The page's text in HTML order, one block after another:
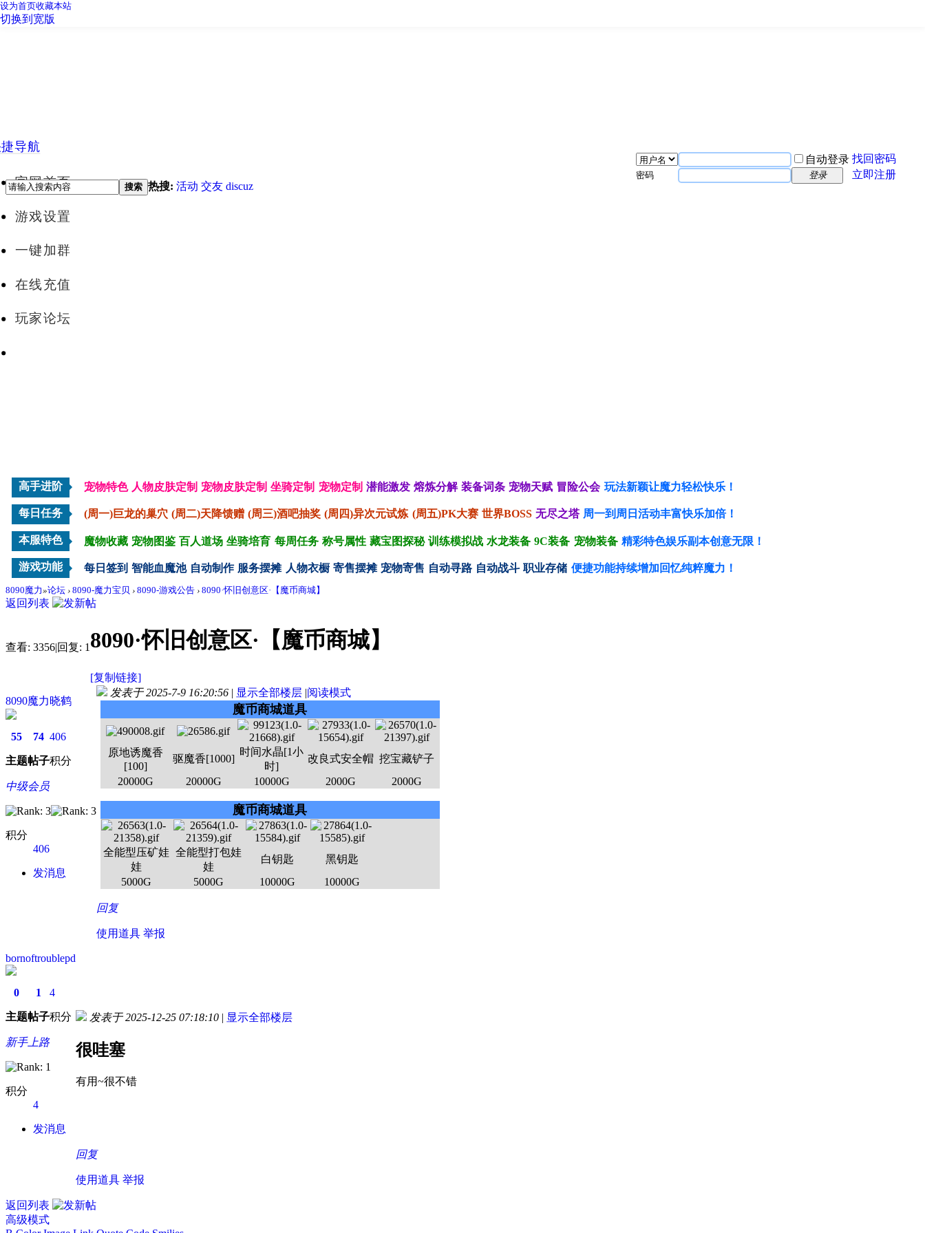
设为首页收藏本站
切换到宽版
自动登录 找回密码
密码 登录 立即注册
导航
官网首页
游戏设置
一键加群
在线充值
玩家论坛
搜索 热搜: 活动 交友 discuz
高手进阶 宠物特色 人物皮肤定制 宠物皮肤定制 坐骑定制 宠物定制 潜能激发 熔炼分解 装备词条 宠物天赋 冒险公会 玩法新颖让魔力轻松快乐！
每日任务 (周一)巨龙的巢穴 (周二)天降馈赠 (周三)酒吧抽奖 (周四)异次元试炼 (周五)PK大赛 世界BOSS 无尽之塔 周一到周日活动丰富快乐加倍！
本服特色 魔物收藏 宠物图鉴 百人道场 坐骑培育 每周任务 称号属性 藏宝图探秘 训练模拟战 水龙装备 9C装备 宠物装备 精彩特色娱乐副本创意无限！
游戏功能 每日签到 智能血魔池 自动制作 服务摆摊 人物衣橱 寄售摆摊 宠物寄售 自动寻路 自动战斗 职业存储 便捷功能持续增加回忆纯粹魔力！
8090魔力 »论坛 › 8090-魔力宝贝 › 8090-游戏公告 › 8090·怀旧创意区·【魔币商城】
返回列表
查看: 3356|回复: 1 8090·怀旧创意区·【魔币商城】
[复制链接]
8090魔力晓鹤
55
主题
74
帖子
406
积分
中级会员
积分
406
发消息
发表于 2025-7-9 16:20:56 | 显示全部楼层 |阅读模式
魔币商城道具
原地诱魔香
[100]
驱魔香[1000]
时间水晶[1小
时]
改良式安全帽 挖宝藏铲子
20000G
20000G 10000G 2000G 2000G
魔币商城道具
全能型压矿娃
娃
全能型打包娃
娃
白钥匙
黑钥匙
5000G
5000G 10000G 10000G
回复
使用道具 举报
bornoftroublepd
0
主题
1
帖子
4
积分
新手上路
积分
4
发消息
发表于 2025-12-25 07:18:10 | 显示全部楼层
很哇塞
有用~很不错
回复
使用道具 举报
返回列表
高级模式